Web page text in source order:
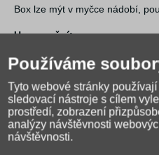
Box lze mýt v myčce nádobí,
Upozornění:
není určen pro tekutiny
nepoužívejte pro potraviny
používejte pod dohledem
při ohřevu v mikrovlnné
před podáním vždy
Používáme
Tyto webové stránky
sledovací nástroje s cílem
prostředí, zobrazení
analýzy návštěvnosti
návštěvnosti.